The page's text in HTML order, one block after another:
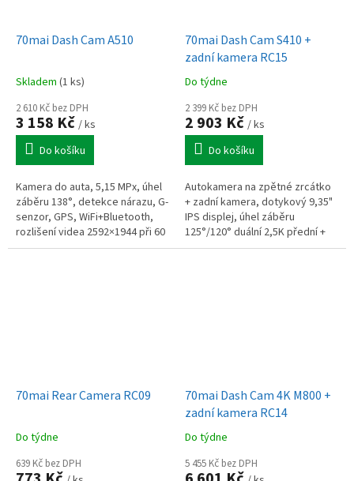
70mai Dash Cam A510
Skladem (1 ks)
2 610 Kč bez DPH
3 158 Kč / ks
Do košíku
Kamera do auta, 5,15 MPx, úhel
záběru 138°, detekce nárazu, G-
senzor, GPS, WiFi+Bluetooth,
rozlišení videa 2592×1944 při 60
FPS, parkovací režim, noční
70mai Dash Cam S410 +
zadní kamera RC15
Do týdne
2 399 Kč bez DPH
2 903 Kč / ks
Do košíku
Autokamera na zpětné zrcátko
+ zadní kamera, dotykový 9,35"
IPS displej, úhel záběru
125°/120° duální 2,5K přední +
1080P zadní záznam, noční
70mai Rear Camera RC09
Do týdne
639 Kč bez DPH
70mai Dash Cam 4K M800 +
zadní kamera RC14
Do týdne
5 455 Kč bez DPH